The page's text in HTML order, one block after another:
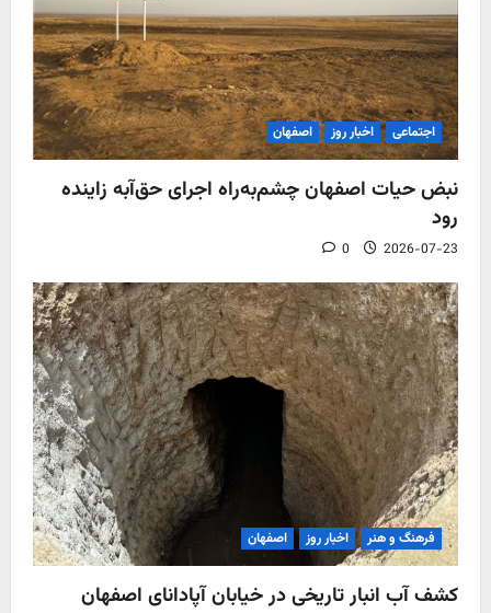
اجتماعی اخبار روز اصفهان
نبض حیات اصفهان چشم‌به‌راه اجرای حق‌آبه زاینده
رود
2026-07-23
0
فرهنگ و هنر اخبار روز اصفهان
کشف آب‌ انبار تاریخی در خیابان آپادانای اصفهان